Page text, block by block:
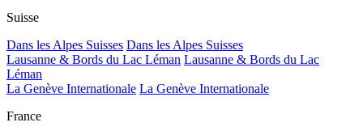
Suisse
Dans les Alpes Suisses Dans les Alpes Suisses
Lausanne & Bords du Lac Léman Lausanne & Bords du Lac
Léman
La Genève Internationale La Genève Internationale
France